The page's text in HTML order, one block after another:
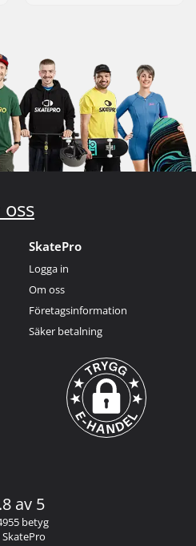
SkatePro
Logga in
Om oss
Företagsinformation
Säker betalning
av 5
betyg
SkatePro